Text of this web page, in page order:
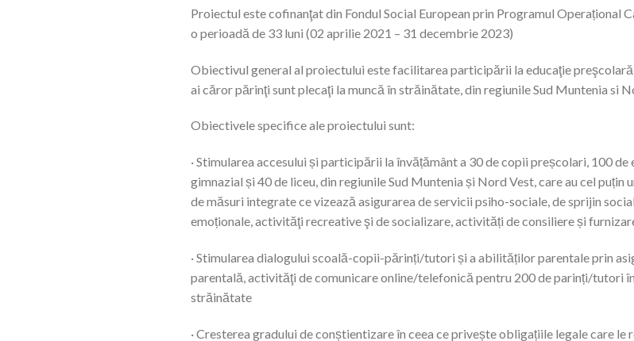
Proiectul este cofinanţat din Fondul Social European prin Programul Operațional
o perioadă de 33 luni (02 aprilie 2021 – 31 decembrie 2023)
Obiectivul general al proiectului este facilitarea participării la educaţie
ai căror părinţi sunt plecaţi la muncă în străinătate, din regiunile Sud Muntenia si
Obiectivele specifice ale proiectului sunt:
· Stimularea accesului și participării la învățământ a 30 de copii preșcolari, 100
gimnazial și 40 de liceu, din regiunile Sud Muntenia și Nord Vest, care au cel
de măsuri integrate ce vizează asigurarea de servicii psiho-sociale, de sprijin
emoționale, activităţi recreative şi de socializare, activități de consiliere și
· Stimularea dialogului scoală-copii-părinți/tutori și a abilităților parentale prin
parentală, activităţi de comunicare online/telefonică pentru 200 de parinți/tutori
străinătate
· Cresterea gradului de conștientizare în ceea ce privește obligațiile legale care